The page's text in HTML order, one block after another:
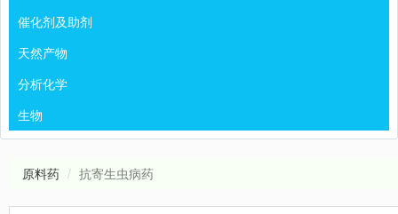
催化剂及助剂
天然产物
分析化学
生物
原料药 抗寄生虫病药